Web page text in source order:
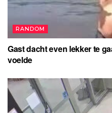
RANDOM
Gast dacht even lekker te
voelde